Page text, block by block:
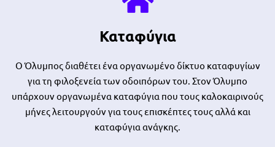
Καταφύγια
Ο Όλυμπος διαθέτει ένα οργανωμένο δίκτυο καταφυγίων
για τη φιλοξενεία των οδοιπόρων του. Στον Όλυμπο
υπάρχουν οργανωμένα καταφύγια που τους καλοκαιρινούς
μήνες λειτουργούν για τους επισκέπτες τους αλλά και
καταφύγια ανάγκης.